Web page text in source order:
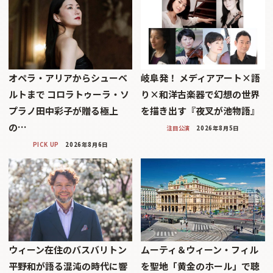
オペラ・アリアからシューベ
ルトまで コロラトゥーラ・ソ
プラノ田中彩子が贈る極上
の…
PICK UP 2026年8月6日
岐阜発！ メディアアート×語
り×和洋古楽器で幻想の世界
を描き出す『夜叉が池物語』
注目公演 2026年8月5日
ウィーン在住のバスバリトン
平野和が語る混沌の時代に響
ムーティ＆ウィーン・フィル
を聖地「黄金のホール」で聴